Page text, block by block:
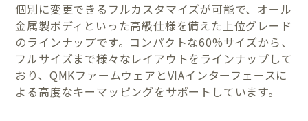
個別に変更できるフルカスタマイズが可能で、オール
金属製ボディといった高級仕様を備えた上位グレード
のラインナップです。コンパクトな60%サイズから、
フルサイズまで様々なレイアウトをラインナップして
おり、QMKファームウェアとVIAインターフェースに
よる高度なキーマッピングをサポートしています。